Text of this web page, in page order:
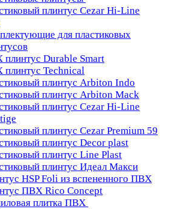
плинтус Cezar Hi-Line
для пластиковых
Durable Smart
Technical
плинтус Arbiton Indo
плинтус Arbiton Mack
плинтус Cezar Hi-Line
плинтус Cezar Premium 59
плинтус Decor plast
плинтус Line Plast
плинтус Идеал Макси
HSP Foli из вспененного ПВХ
ПВХ Rico Concept
плитка ПВХ